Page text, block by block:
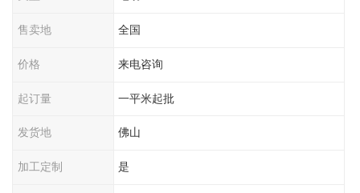
售卖地 全国
价格 来电咨询
起订量 一平米起批
发货地 佛山
加工定制 是